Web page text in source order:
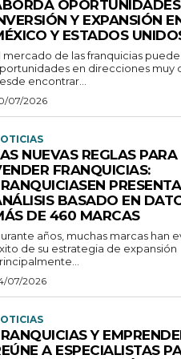
Y EXPANSIÓN
Y ESTADOS
mercado de las franquicias
en direcciones muy
encontrar...
07/2026
NUEVAS REGLAS PARA
FRANQUICIAS:
BASADO EN
DE 460 MARCAS
años, muchas marcas han
de su estrategia de expansión
07/2026
Y
A ESPECIALISTAS